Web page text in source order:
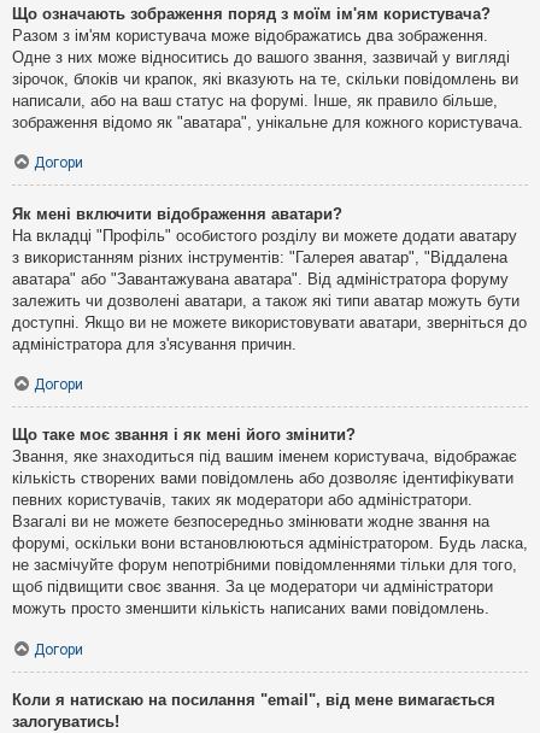
Що означають зображення поряд з моїм ім'ям користувача?
Разом з ім'ям користувача може відображатись два зображення.
Одне з них може відноситись до вашого звання, зазвичай у вигляді
зірочок, блоків чи крапок, які вказують на те, скільки повідомлень ви
написали, або на ваш статус на форумі. Інше, як правило більше,
зображення відомо як "аватара", унікальне для кожного користувача.
Догори
Як мені включити відображення аватари?
На вкладці "Профіль" особистого розділу ви можете додати аватару
з використанням різних інструментів: "Галерея аватар", "Віддалена
аватара" або "Завантажувана аватара". Від адміністратора форуму
залежить чи дозволені аватари, а також які типи аватар можуть бути
доступні. Якщо ви не можете використовувати аватари, зверніться до
адміністратора для з'ясування причин.
Догори
Що таке моє звання і як мені його змінити?
Звання, яке знаходиться під вашим іменем користувача, відображає
кількість створених вами повідомлень або дозволяє ідентифікувати
певних користувачів, таких як модератори або адміністратори.
Взагалі ви не можете безпосередньо змінювати жодне звання на
форумі, оскільки вони встановлюються адміністратором. Будь ласка,
не засмічуйте форум непотрібними повідомленнями тільки для того,
щоб підвищити своє звання. За це модератори чи адміністратори
можуть просто зменшити кількість написаних вами повідомлень.
Догори
Коли я натискаю на посилання "email", від мене вимагається
залогуватись!